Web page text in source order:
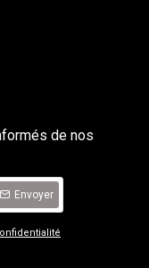
de nos
Envoyer